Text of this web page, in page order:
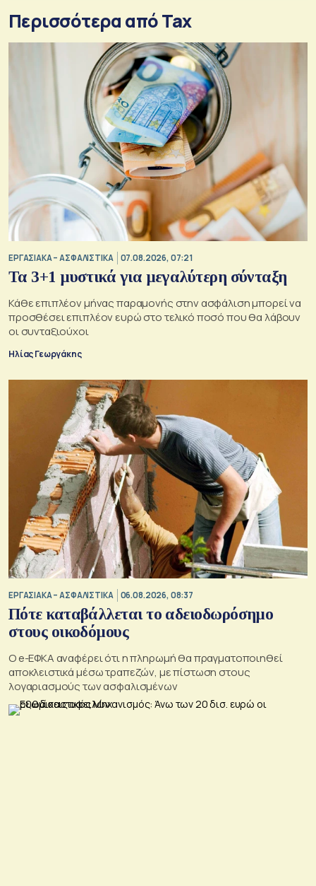
Περισσότερα από Tax
ΕΡΓΑΣΙΑΚΑ – ΑΣΦΑΛΙΣΤΙΚΑ 07.08.2026, 07:21
Τα 3+1 μυστικά για μεγαλύτερη σύνταξη
Κάθε επιπλέον μήνας παραμονής στην ασφάλιση μπορεί να
προσθέσει επιπλέον ευρώ στο τελικό ποσό που θα λάβουν
οι συνταξιούχοι
Ηλίας Γεωργάκης
ΕΡΓΑΣΙΑΚΑ – ΑΣΦΑΛΙΣΤΙΚΑ 06.08.2026, 08:37
Πότε καταβάλλεται το αδειοδωρόσημο
στους οικοδόμους
O e-ΕΦΚΑ αναφέρει ότι η πληρωμή θα πραγματοποιηθεί
αποκλειστικά μέσω τραπεζών, με πίστωση στους
λογαριασμούς των ασφαλισμένων